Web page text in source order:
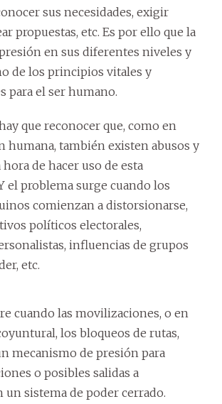
sus necesidades, exigir
propuestas, etc. Es por ello que la
en sus diferentes niveles y
de los principios vitales y
para el ser humano.
que reconocer que, como en
humana, también existen abusos y
hora de hacer uso de esta
el problema surge cuando los
comienzan a distorsionarse,
políticos electorales,
influencias de grupos
etc.
cuando las movilizaciones, o en
los bloqueos de rutas,
mecanismo de presión para
o posibles salidas a
un sistema de poder cerrado.